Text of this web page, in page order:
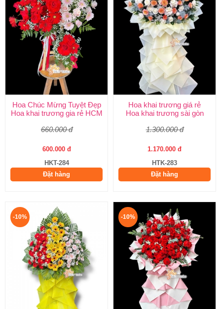
Hoa Chúc Mừng Tuyệt Đẹp
Hoa khai trương gia rẻ HCM
660.000 đ
600.000 đ
HKT-284
Đặt hàng
Hoa khai trương giá rẻ
Hoa khai trương sài gòn
1.300.000 đ
1.170.000 đ
HTK-283
Đặt hàng
-10% -10%